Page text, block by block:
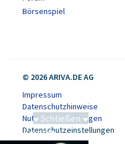
Börsenspiel
© 2026 ARIVA.DE AG
Impressum
Datenschutzhinweise
Nutzungsbedingungen
Datenschutzeinstellungen
Schließen
Saga bei 0,53 CAD